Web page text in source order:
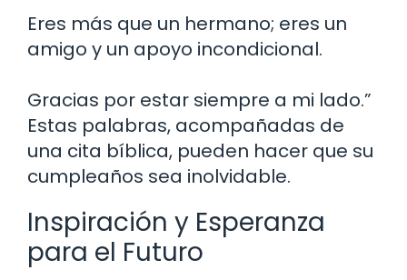
Eres más que un hermano; eres un
amigo y un apoyo incondicional.
Gracias por estar siempre a mi lado.”
Estas palabras, acompañadas de
una cita bíblica, pueden hacer que su
cumpleaños sea inolvidable.
Inspiración y Esperanza
para el Futuro